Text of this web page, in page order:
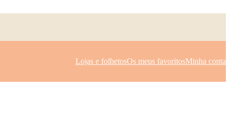
Lojas e folhetosOs meus favoritosMinha conta